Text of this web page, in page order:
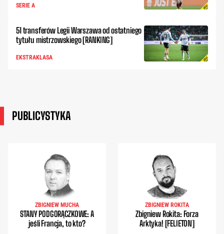
SERIE A
51 transferów Legii Warszawa od ostatniego
tytułu mistrzowskiego [RANKING]
EKSTRAKLASA
PUBLICYSTYKA
ZBIGNIEW MUCHA
STANY PODGORĄCZKOWE: A
jeśli Francja, to kto?
ZBIGNIEW ROKITA
Zbigniew Rokita: Forza
Arktyka! [FELIETON]